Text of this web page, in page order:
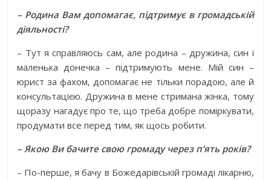
– Родина Вам допомагає, підтримує в громадській
діяльності?
– Тут я справляюсь сам, але родина – дружина, син і
маленька донечка – підтримують мене. Мій син –
юрист за фахом, допомагає не тільки порадою, але й
консультацією. Дружина в мене стримана жінка, тому
щоразу нагадує про те, що треба добре поміркувати,
продумати все перед тим, як щось робити.
– Якою Ви бачите свою громаду через п’ять років?
– По-перше, я бачу в Божедарівській громаді лікарню,